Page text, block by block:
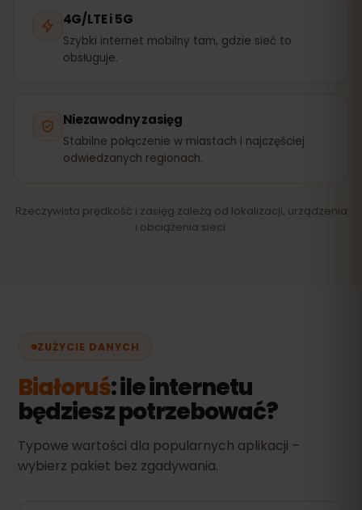
4G/LTE i 5G
Szybki internet mobilny tam, gdzie sieć to
obsługuje.
Niezawodny zasięg
Stabilne połączenie w miastach i najczęściej
odwiedzanych regionach.
Rzeczywista prędkość i zasięg zależą od lokalizacji, urządzenia
i obciążenia sieci.
ZUŻYCIE DANYCH
Białoruś: ile internetu
będziesz potrzebować?
Typowe wartości dla popularnych aplikacji –
wybierz pakiet bez zgadywania.